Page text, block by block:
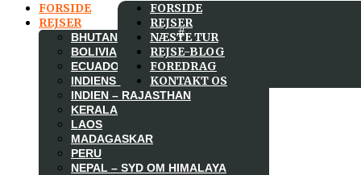
FORSIDE
REJSER
BHUTAN
BOLIVIA
ECUADOR
INDIENS HIMALAYA OG LILLE TIBET
INDIEN – RAJASTHAN
KERALA
LAOS
MADAGASKAR
PERU
NEPAL – SYD OM HIMALAYA
FORSIDE
REJSER
NÆSTE TUR
REJSE-BLOG
FOREDRAG
KONTAKT OS